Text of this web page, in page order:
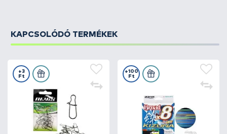
KAPCSOLÓDÓ TERMÉKEK
+3
Ft
+100
Ft